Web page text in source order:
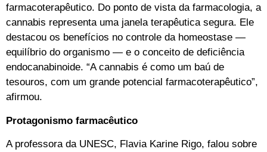
farmacoterapêutico. Do ponto de vista da farmacologia, a
cannabis representa uma janela terapêutica segura. Ele
destacou os benefícios no controle da homeostase —
equilíbrio do organismo — e o conceito de deficiência
endocanabinoide. “A cannabis é como um baú de
tesouros, com um grande potencial farmacoterapêutico”,
afirmou.
Protagonismo farmacêutico
A professora da UNESC, Flavia Karine Rigo, falou sobre